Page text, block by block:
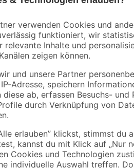
Schlüsselband rot 60
cm
5,99 €
3 und
Stück
1,79
Am schwarzen
schick aus und